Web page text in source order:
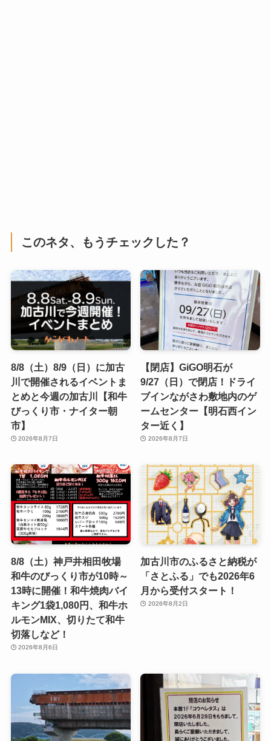
このネタ、もうチェックした？
8/8（土）8/9（日）に加古
川で開催されるイベントま
とめと今週の加古川【和牛
びっくり市・ナイター朝
市】
2026年8月7日
【閉店】GiGO明石が
9/27（日）で閉店！ドライ
ブインながさわ敷地内のゲ
ームセンター【明石西イン
ター近く】
2026年8月7日
8/8（土）神戸井相田牧場
和牛のびっくり市が10時～
13時に開催！和牛焼肉バイ
キング1袋1,080円、和牛ホ
ルモンMIX、切りたて和牛
切落しなど！
2026年8月6日
加古川市のふるさと納税が
「さとふる」でも2026年6
月から受付スタート！
2026年8月2日